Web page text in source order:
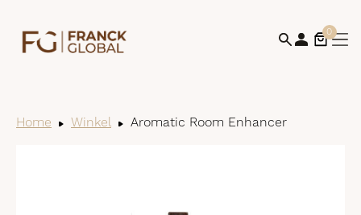
0
Home Winkel Aromatic Room Enhancer